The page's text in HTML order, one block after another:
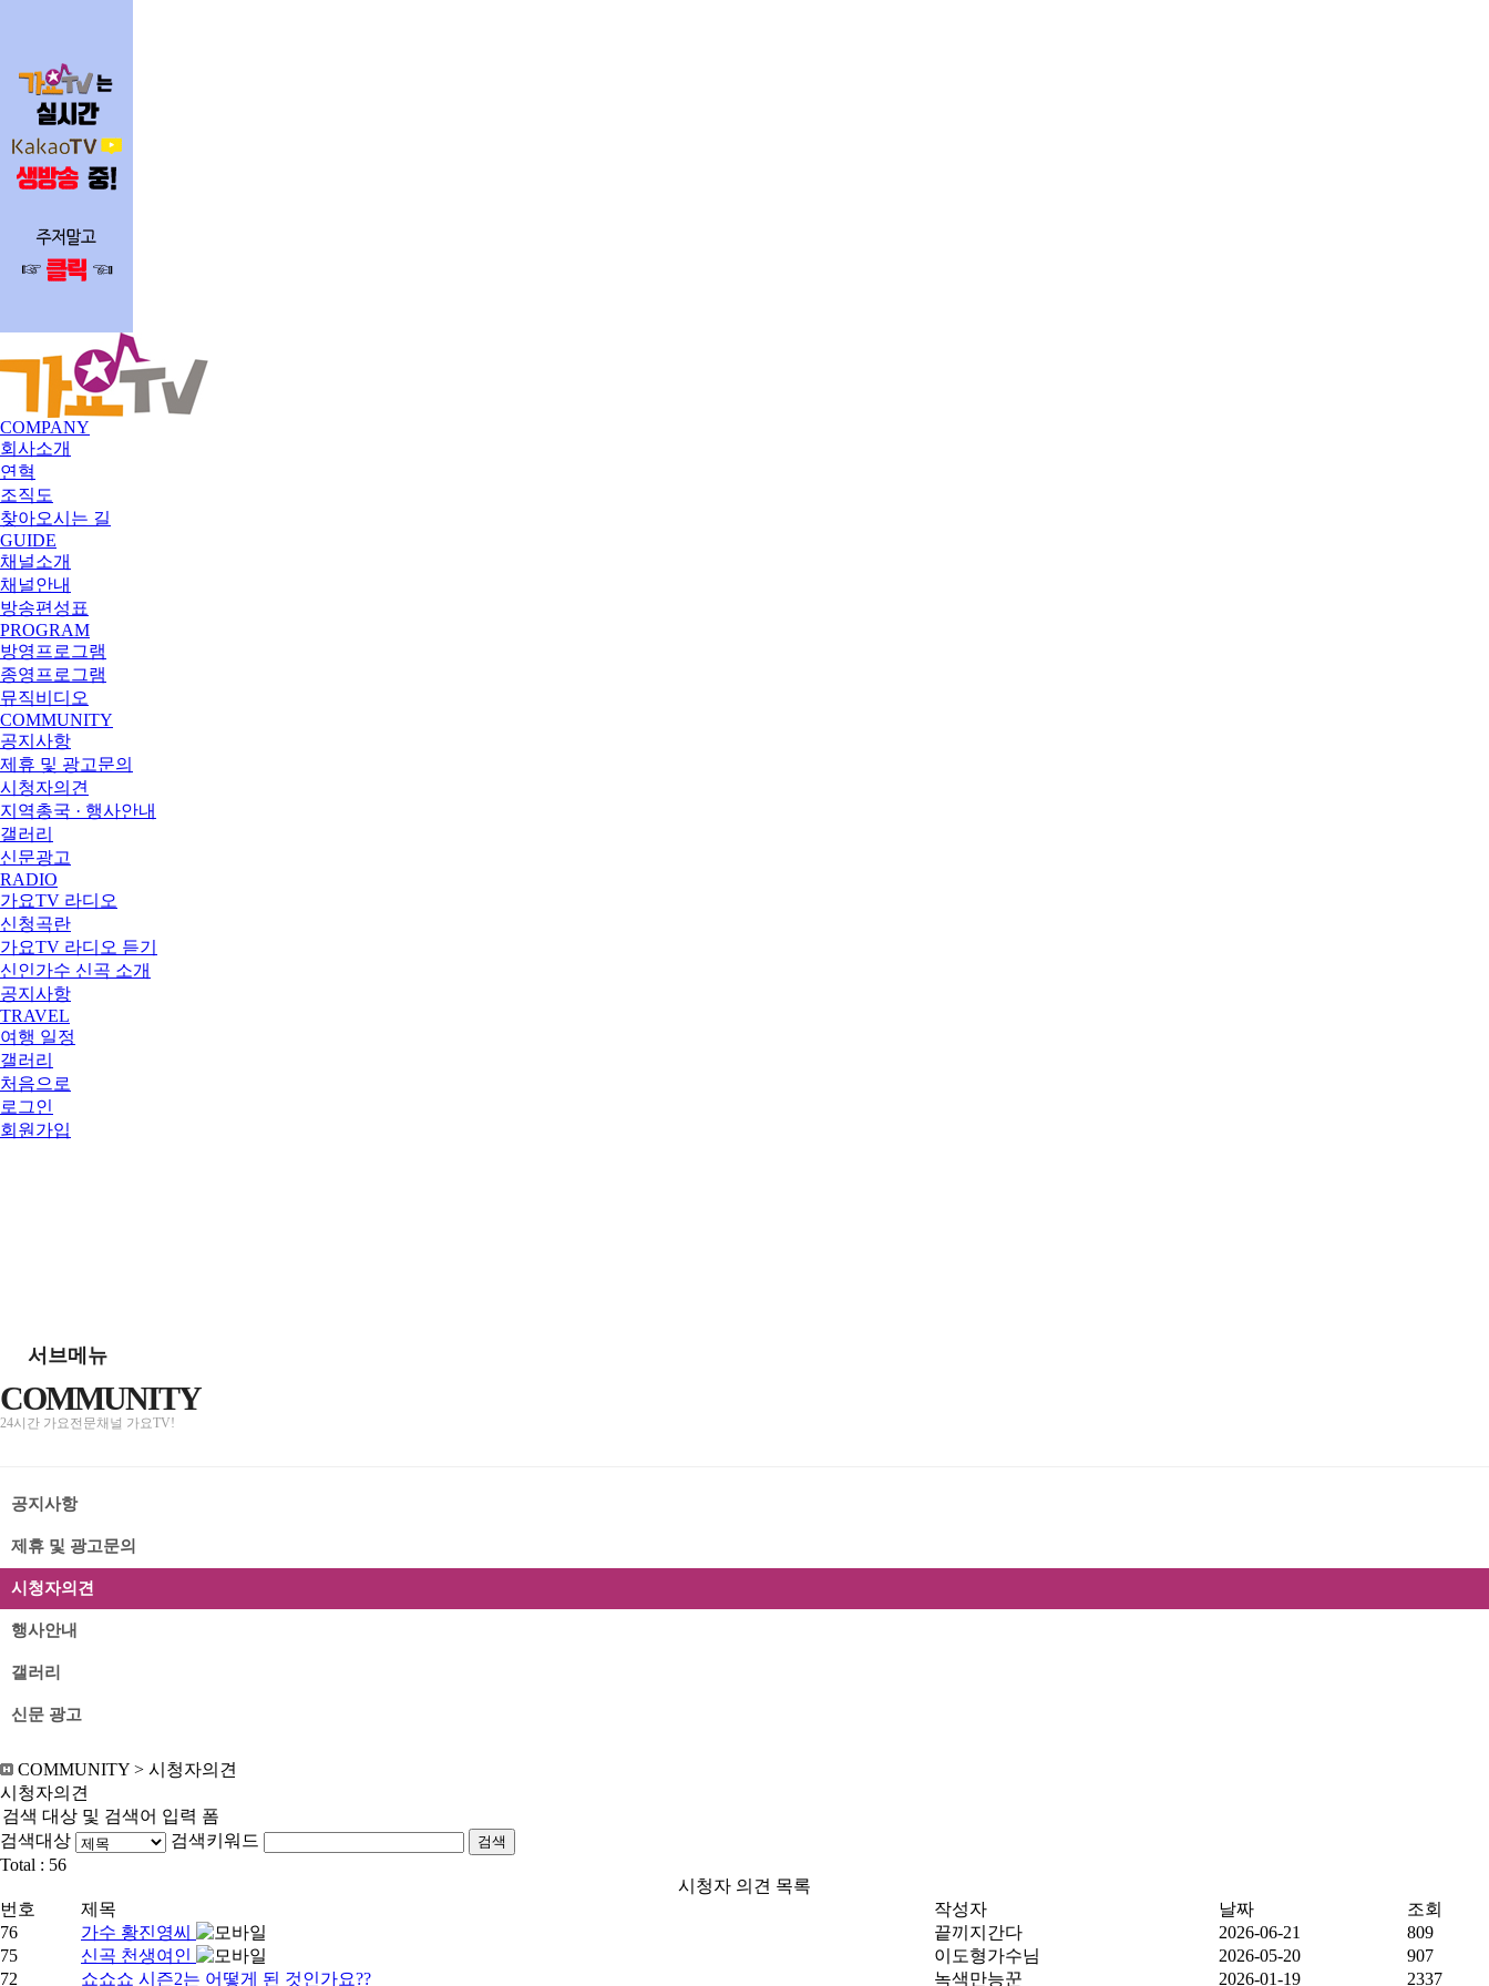
COMPANY
회사소개
연혁
조직도
찾아오시는 길
GUIDE
채널소개
채널안내
방송편성표
PROGRAM
방영프로그램
종영프로그램
뮤직비디오
COMMUNITY
공지사항
제휴 및 광고문의
시청자의견
지역총국 · 행사안내
갤러리
신문광고
RADIO
가요TV 라디오
신청곡란
가요TV 라디오 듣기
신인가수 신곡 소개
공지사항
TRAVEL
여행 일정
갤러리
처음으로
로그인
회원가입
서브메뉴
COMMUNITY
24시간 가요전문채널 가요TV!
공지사항
제휴 및 광고문의
시청자의견
행사안내
갤러리
신문 광고
COMMUNITY > 시청자의견
시청자의견
검색 대상 및 검색어 입력 폼
검색대상
검색키워드 검색
Total : 56
시청자 의견 목록
번호
제목 작성자 날짜
조회
76
가수 황진영씨 끝끼지간다 2026-06-21
809
75
신곡 천생여인 이도형가수님 2026-05-20
907
72
쇼쇼쇼 시즌2는 어떻게 된 것인가요?? 녹색만능꾼 2026-01-19 2337